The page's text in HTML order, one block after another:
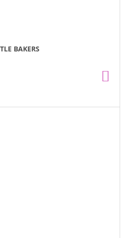
BAKERS